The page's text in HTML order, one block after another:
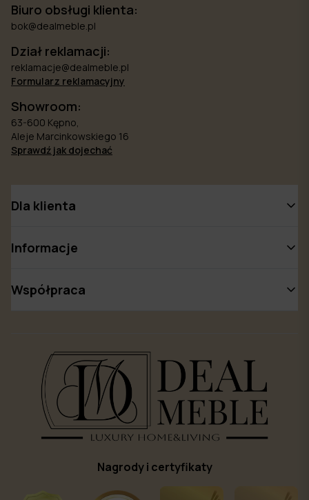
Biuro obsługi klienta:
bok@dealmeble.pl
Dział reklamacji:
reklamacje@dealmeble.pl
Formularz reklamacyjny
Showroom:
63-600 Kępno,
Aleje Marcinkowskiego 16
Sprawdź jak dojechać
Dla klienta
Informacje
Współpraca
Nagrody i certyfikaty